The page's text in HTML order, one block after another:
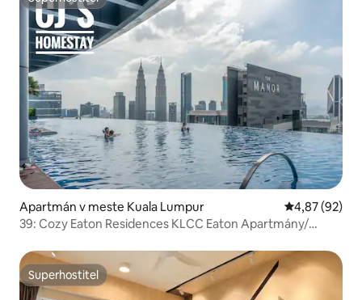
Superhostiteľ
Apartmán v meste Kuala Lumpur Priemerné
4,87 (92)
39: Cozy Eaton Residences KLCC Eaton Apartmány/
Superhostiteľ
Superhostiteľ